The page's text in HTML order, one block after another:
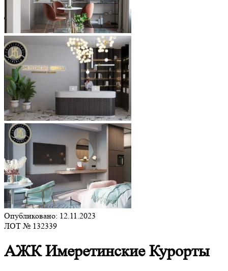
Опубликовано: 12.11.2023
ЛОТ № 132339
АЖК Имеретинские Курорты